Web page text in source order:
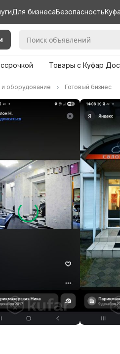
Для бизнесаБезопасность
Товары с Куфар
и оборудование Готовый бизнес